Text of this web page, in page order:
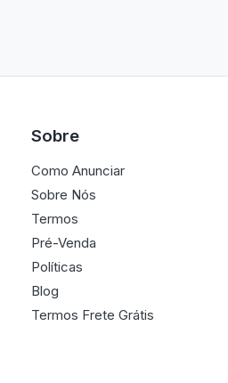
Sobre
Como Anunciar
Sobre Nós
Termos
Pré-Venda
Políticas
Blog
Termos Frete Grátis